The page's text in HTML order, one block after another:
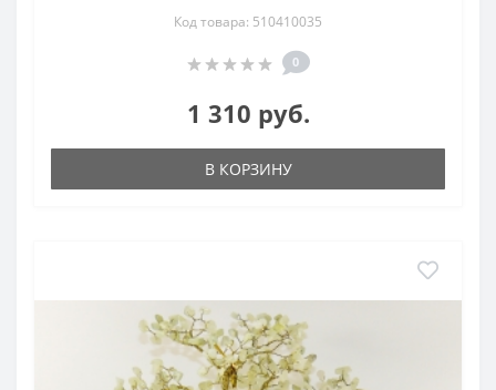
Код товара: 510410035
0
1 310 руб.
В КОРЗИНУ